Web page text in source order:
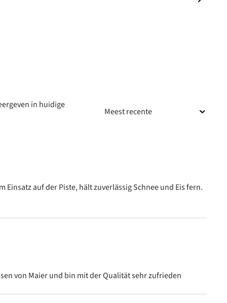
in huidige
Einsatz auf der Piste, hält zuverlässig Schnee und Eis fern.
von Maier und bin mit der Qualität sehr zufrieden